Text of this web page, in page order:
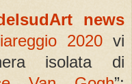
news
2020 vi
isolata di